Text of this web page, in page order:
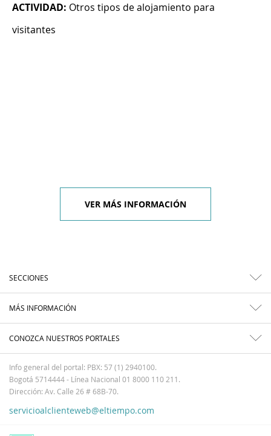
ACTIVIDAD: Otros tipos de alojamiento para
visitantes
VER MÁS INFORMACIÓN
SECCIONES
MÁS INFORMACIÓN
CONOZCA NUESTROS PORTALES
Info general del portal: PBX: 57 (1) 2940100.
Bogotá 5714444 - Línea Nacional 01 8000 110 211.
Dirección: Av. Calle 26 # 68B-70.
servicioalclienteweb@eltiempo.com